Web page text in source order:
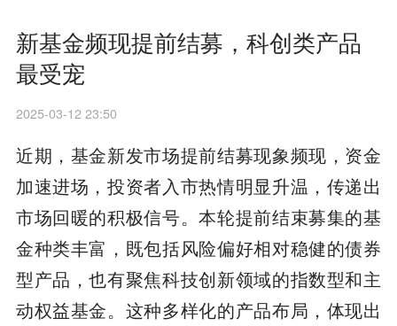
新基金频现提前结募，科创类产品
最受宠
2025-03-12 23:50
近期，基金新发市场提前结募现象频现，资金
加速进场，投资者入市热情明显升温，传递出
市场回暖的积极信号。本轮提前结束募集的基
金种类丰富，既包括风险偏好相对稳健的债券
型产品，也有聚焦科技创新领域的指数型和主
动权益基金。这种多样化的产品布局，体现出